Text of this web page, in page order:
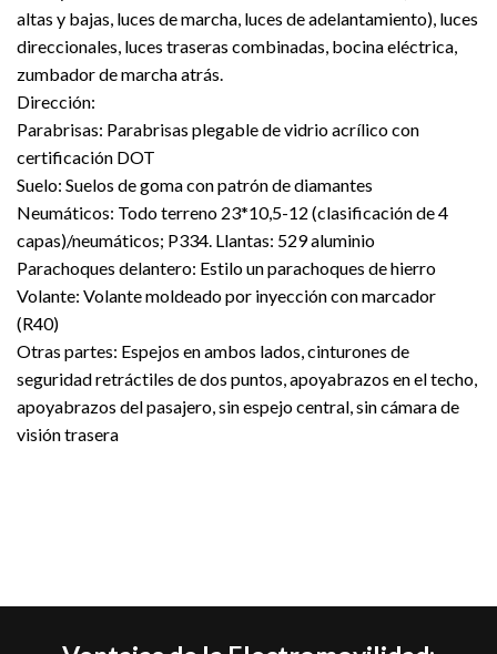
altas y bajas, luces de marcha, luces de adelantamiento), luces
direccionales, luces traseras combinadas, bocina eléctrica,
zumbador de marcha atrás.
Dirección:
Parabrisas: Parabrisas plegable de vidrio acrílico con
certificación DOT
Suelo: Suelos de goma con patrón de diamantes
Neumáticos: Todo terreno 23*10,5-12 (clasificación de 4
capas)/neumáticos; P334. Llantas: 529 aluminio
Parachoques delantero: Estilo un parachoques de hierro
Volante: Volante moldeado por inyección con marcador
(R40)
Otras partes: Espejos en ambos lados, cinturones de
seguridad retráctiles de dos puntos, apoyabrazos en el techo,
apoyabrazos del pasajero, sin espejo central, sin cámara de
visión trasera